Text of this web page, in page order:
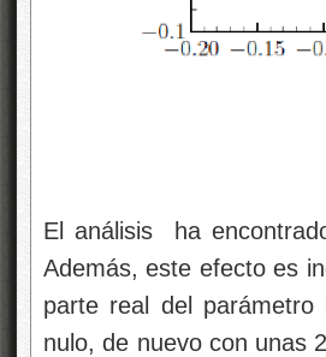
El análisis ha
Además, este efecto es
parte real del
nulo, de nuevo con unas